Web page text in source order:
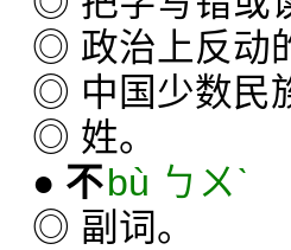
◎ 政治上反动
◎ 中国少数民
◎ 姓。
● 不bù ㄅㄨˋ
◎ 副词。